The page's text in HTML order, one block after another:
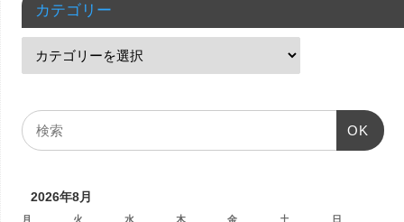
カテゴリー
OK
2026年8月
月 火 水 木 金 土 日